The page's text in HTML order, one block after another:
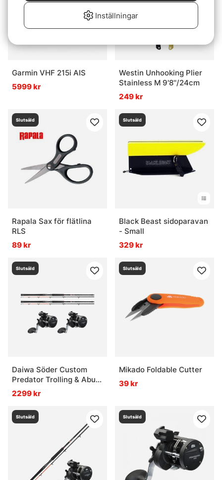
Garmin VHF 215i AIS
5999 kr
Westin Unhooking Plier
Stainless M 9'8''/24cm
249 kr
Slutsåld
Rapala Sax för flätlina
RLS
89 kr
Slutsåld
Black Beast sidoparavan
- Small
329 kr
Slutsåld
Daiwa Söder Custom
Predator Trolling & Abu
Garcia Cardinal Combo
2-Pack
2299 kr
Slutsåld
Mikado Foldable Cutter
39 kr
Slutsåld Slutsåld
Inställningar